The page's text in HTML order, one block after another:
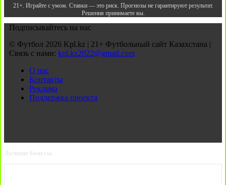
21+. Играйте с умом. Ставки — это риск. Прогнозы не гарантируют результат.
Решения принимаете вы.
Подписывайтесь на нас
© Футбол 2026 Kpl.kz | 21+ Футбольный сайт Казахстана |
Связь с нами: kpl.kz2022@gmail.com
О нас
Контакты
Реклама
Поддержка проекта
Лучшие бонусы